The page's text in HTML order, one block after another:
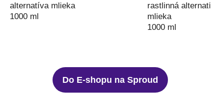
alternatíva mlieka
1000 ml
rastlinná alternatíva
mlieka
1000 ml
Do E-shopu na Sproud